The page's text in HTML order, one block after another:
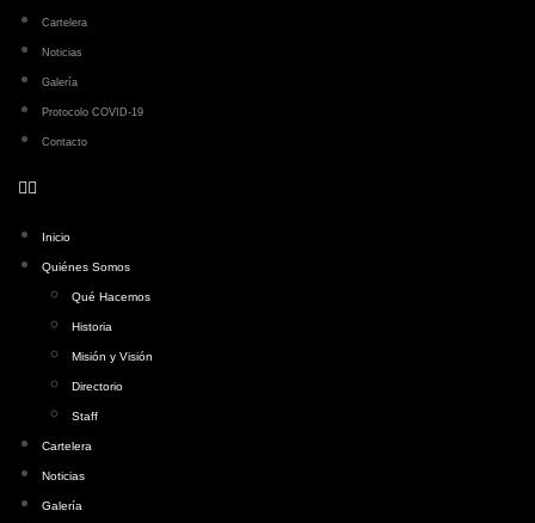
Cartelera
Noticias
Galería
Protocolo COVID-19
Contacto
Inicio
Quiénes Somos
Qué Hacemos
Historia
Misión y Visión
Directorio
Staff
Cartelera
Noticias
Galería